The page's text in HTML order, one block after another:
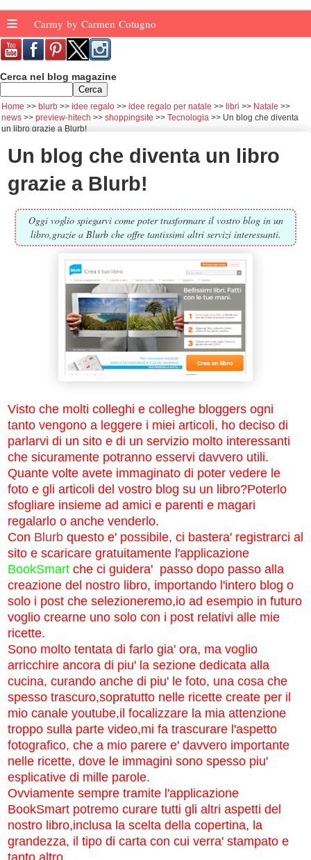
≡ Carmy by Carmen Cotugno
Cerca nel blog magazine
Home blurb idee regalo idee regalo per natale libri
Natale
news
preview-hitech shoppingsite Tecnologia
Un blog che diventa
un libro grazie a Blurb!
Un blog che diventa un libro
grazie a Blurb!
Oggi voglio spiegarvi come poter trasformare il vostro blog in un
libro,grazie a Blurb che offre tantissimi altri servizi interessanti.
Visto che molti colleghi e colleghe bloggers ogni
tanto vengono a leggere i miei articoli, ho deciso di
parlarvi di un sito e di un servizio molto interessanti
che sicuramente potranno esservi davvero utili.
Quante volte avete immaginato di poter vedere le
foto e gli articoli del vostro blog su un libro?Poterlo
sfogliare insieme ad amici e parenti e magari
regalarlo o anche venderlo.
Con Blurb questo e' possibile, ci bastera' registrarci al
sito e scaricare gratuitamente l'applicazione
BookSmart che ci guidera' passo dopo passo alla
creazione del nostro libro, importando l'intero blog o
solo i post che selezioneremo,io ad esempio in futuro
voglio crearne uno solo con i post relativi alle mie
ricette.
Sono molto tentata di farlo gia' ora, ma voglio
arricchire ancora di piu' la sezione dedicata alla
cucina, curando anche di piu' le foto, una cosa che
spesso trascuro,sopratutto nelle ricette create per il
mio canale youtube,il focalizzare la mia attenzione
troppo sulla parte video,mi fa trascurare l'aspetto
fotografico, che a mio parere e' davvero importante
nelle ricette, dove le immagini sono spesso piu'
esplicative di mille parole.
Ovviamente sempre tramite l'applicazione
BookSmart potremo curare tutti gli altri aspetti del
nostro libro,inclusa la scelta della copertina, la
grandezza, il tipo di carta con cui verra' stampato e
tanto altro.